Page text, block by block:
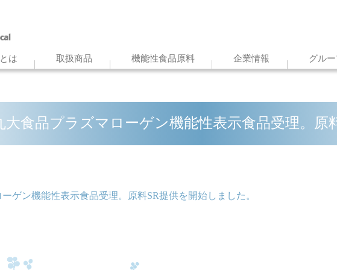
は 取扱商品 機能性食品原料 企業情報 グル
大食品プラズマローゲン機能性表示食品受理。原
ゲン機能性表示食品受理。原料SR提供を開始しました。